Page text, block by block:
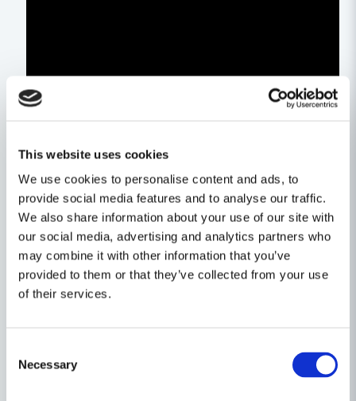
This website uses cookies
We use cookies to personalise content and ads, to
provide social media features and to analyse our traffic.
We also share information about your use of our site with
our social media, advertising and analytics partners who
may combine it with other information that you’ve
provided to them or that they’ve collected from your use
of their services.
Selection
Necessary
Egenskaper
Relaterade kategorier